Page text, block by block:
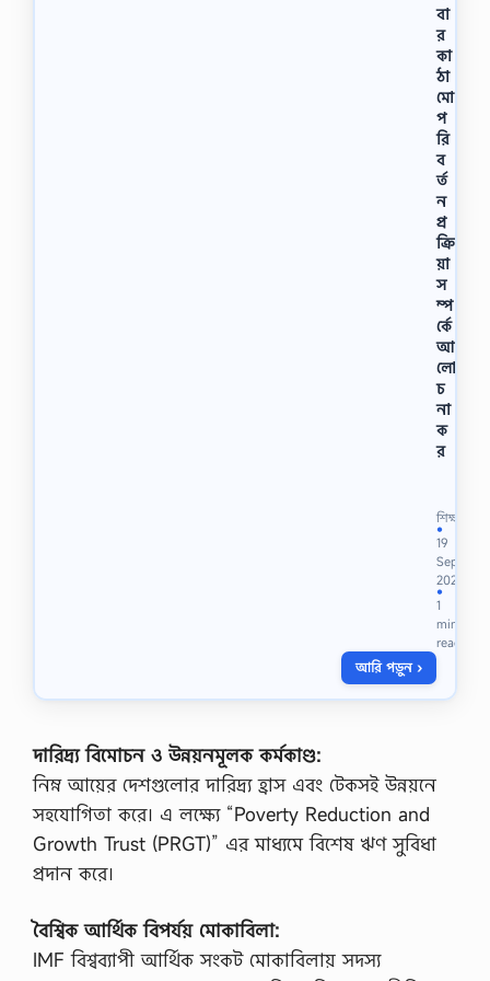
বা
র
কা
ঠা
মো
প
রি
ব
র্ত
ন
প্র
ক্রি
য়া
স
ম্প
র্কে
আ
লো
চ
না
ক
র
তি
বাং
লা
দে
শে
প
রি
বা
শিক্ষা
●
19
Sep
2023
●
1
min
read
আরি পড়ুন ›
দারিদ্র্য বিমোচন ও উন্নয়নমূলক কর্মকাণ্ড:
নিম্ন আয়ের দেশগুলোর দারিদ্র্য হ্রাস এবং টেকসই উন্নয়নে
সহযোগিতা করে। এ লক্ষ্যে “Poverty Reduction and
Growth Trust (PRGT)” এর মাধ্যমে বিশেষ ঋণ সুবিধা
প্রদান করে।
বৈশ্বিক আর্থিক বিপর্যয় মোকাবিলা:
IMF বিশ্বব্যাপী আর্থিক সংকট মোকাবিলায় সদস্য